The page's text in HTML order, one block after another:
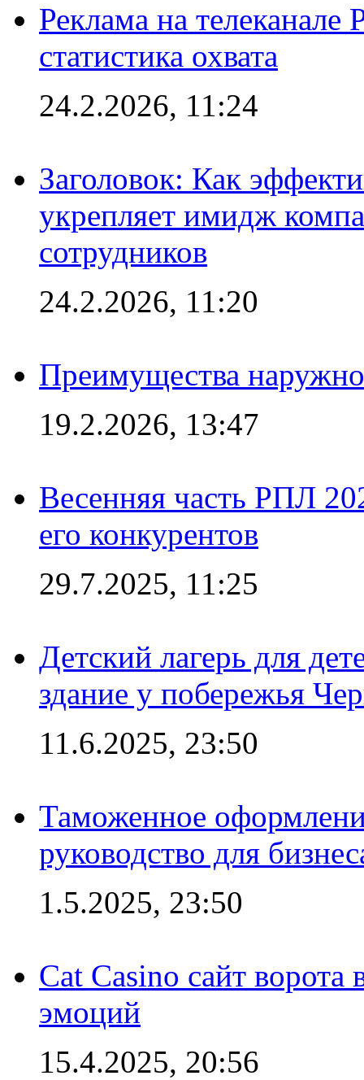
Реклама на
статистика охвата
24.2.2026, 11:24
Заголовок: Как
укрепляет имидж
сотрудников
24.2.2026, 11:20
Преимущества
19.2.2026, 13:47
Весенняя часть РПЛ
его конкурентов
29.7.2025, 11:25
Детский лагерь для
здание у побережья
11.6.2025, 23:50
Таможенное
руководство для
1.5.2025, 23:50
Cat Casino сайт
эмоций
15.4.2025, 20:56